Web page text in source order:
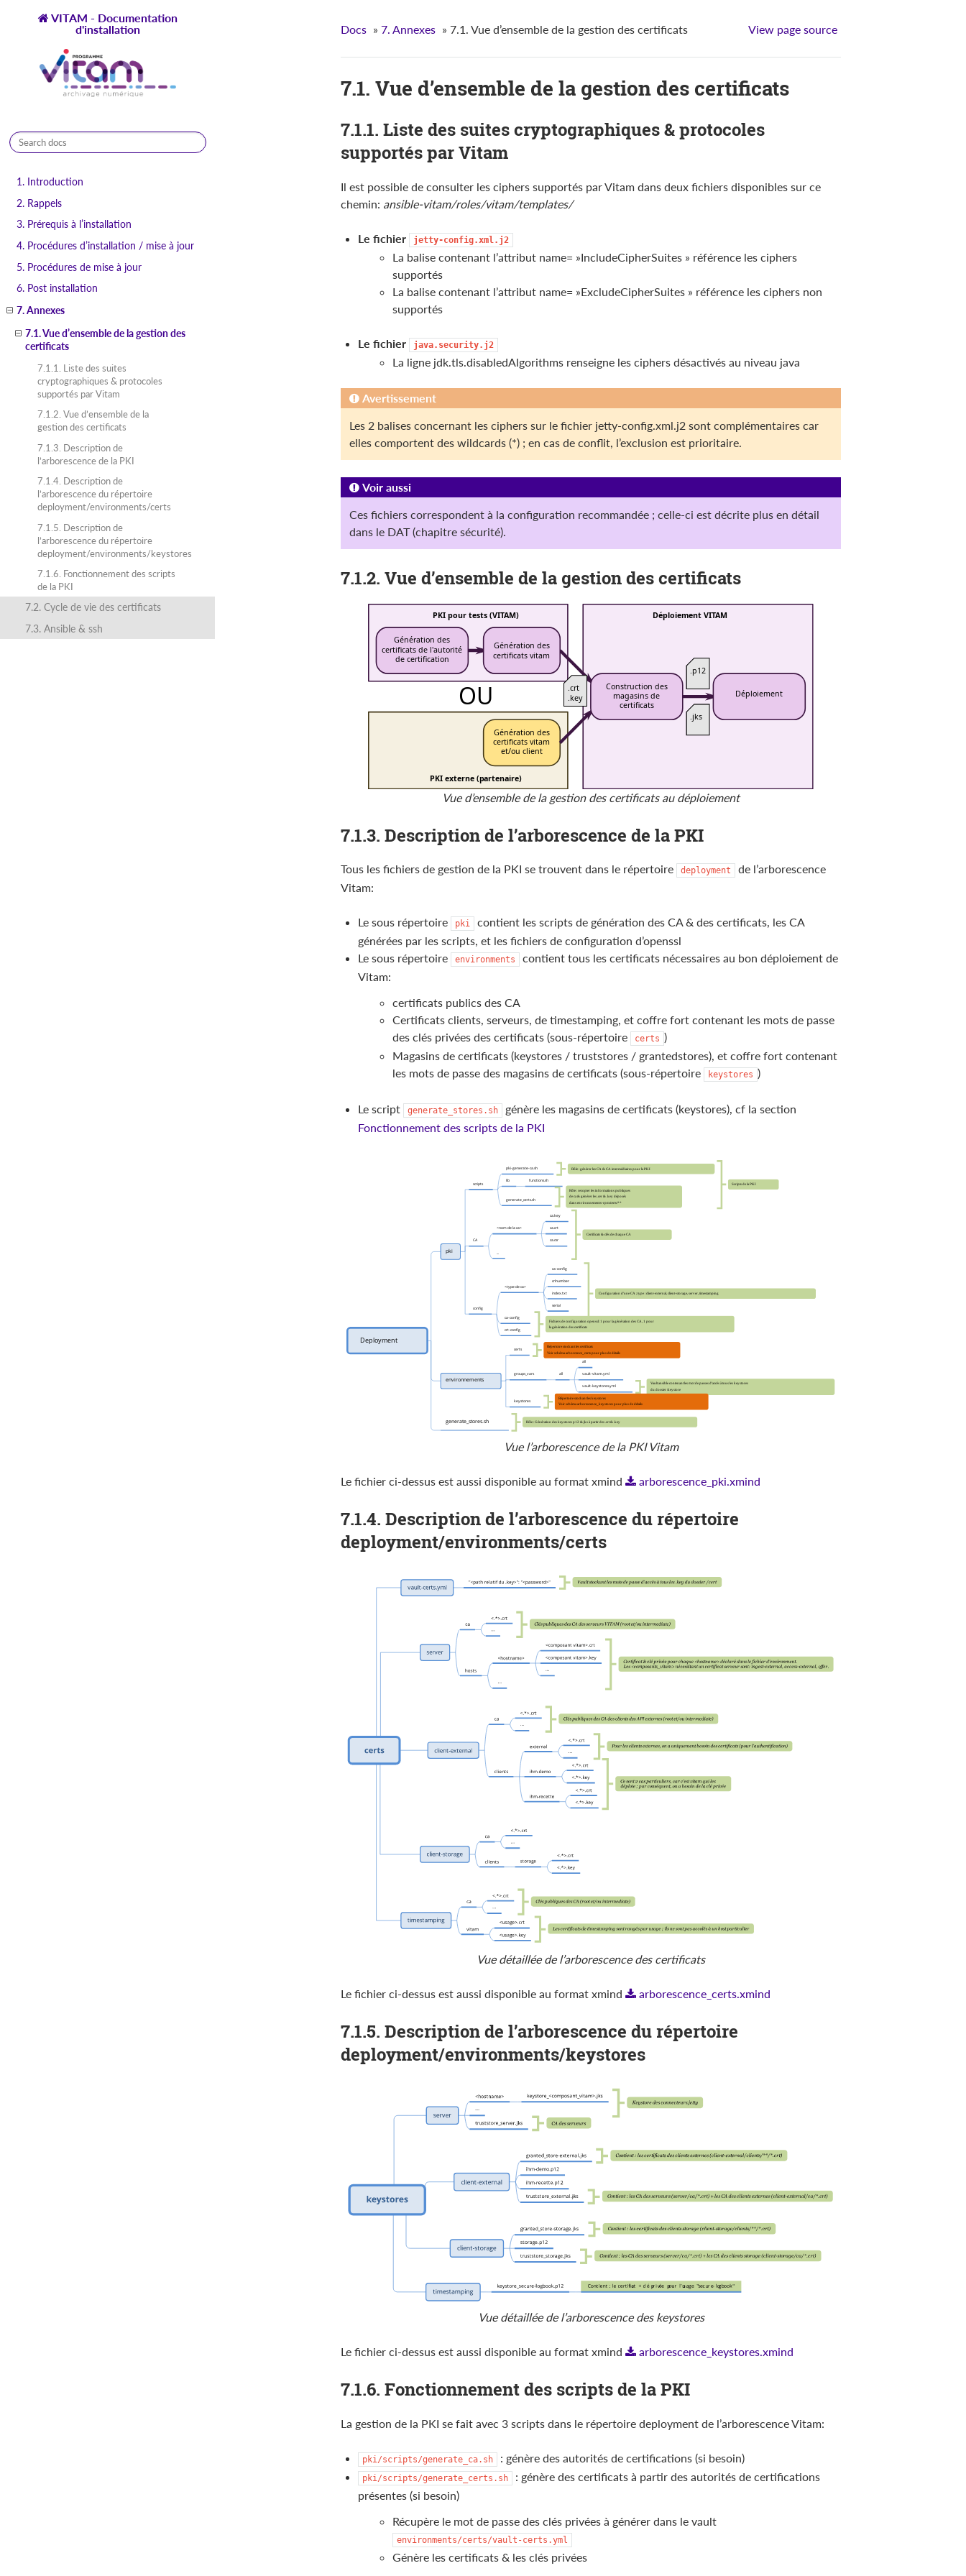
VITAM - Documentation
d'installation
1. Introduction
2. Rappels
3. Prérequis à l’installation
4. Procédures d’installation / mise à jour
5. Procédures de mise à jour
6. Post installation
7. Annexes
7.1. Vue d’ensemble de la gestion des
certificats
7.1.1. Liste des suites
cryptographiques & protocoles
supportés par Vitam
7.1.2. Vue d’ensemble de la
gestion des certificats
7.1.3. Description de
l’arborescence de la PKI
7.1.4. Description de
l’arborescence du répertoire
deployment/environments/certs
7.1.5. Description de
l’arborescence du répertoire
deployment/environments/keystores
7.1.6. Fonctionnement des scripts
de la PKI
7.2. Cycle de vie des certificats
7.3. Ansible & ssh
Docs » 7. Annexes » 7.1. Vue d’ensemble de la gestion des certificats View page source
7.1. Vue d’ensemble de la gestion des certificats
7.1.1. Liste des suites cryptographiques & protocoles
supportés par Vitam
Il est possible de consulter les ciphers supportés par Vitam dans deux fichiers disponibles sur ce
chemin: ansible-vitam/roles/vitam/templates/
Le fichier jetty-config.xml.j2
La balise contenant l’attribut name= »IncludeCipherSuites » référence les ciphers
supportés
La balise contenant l’attribut name= »ExcludeCipherSuites » référence les ciphers non
supportés
Le fichier java.security.j2
La ligne jdk.tls.disabledAlgorithms renseigne les ciphers désactivés au niveau java
Avertissement
Les 2 balises concernant les ciphers sur le fichier jetty-config.xml.j2 sont complémentaires car
elles comportent des wildcards (*) ; en cas de conflit, l’exclusion est prioritaire.
Voir aussi
Ces fichiers correspondent à la configuration recommandée ; celle-ci est décrite plus en détail
dans le DAT (chapitre sécurité).
7.1.2. Vue d’ensemble de la gestion des certificats
Vue d’ensemble de la gestion des certificats au déploiement
7.1.3. Description de l’arborescence de la PKI
Tous les fichiers de gestion de la PKI se trouvent dans le répertoire deployment
de l’arborescence
Vitam:
Le sous répertoire pki
contient les scripts de génération des CA & des certificats, les CA
générées par les scripts, et les fichiers de configuration d’openssl
Le sous répertoire
environments
contient tous les certificats nécessaires au bon déploiement de
Vitam:
certificats publics des CA
Certificats clients, serveurs, de timestamping, et coffre fort contenant les mots de passe
des clés privées des certificats (sous-répertoire
certs )
Magasins de certificats (keystores / truststores / grantedstores), et coffre fort contenant
les mots de passe des magasins de certificats (sous-répertoire
keystores )
Le script generate_stores.sh
génère les magasins de certificats (keystores), cf la section
Fonctionnement des scripts de la PKI
Vue l’arborescence de la PKI Vitam
Le fichier ci-dessus est aussi disponible au format xmind arborescence_pki.xmind
7.1.4. Description de l’arborescence du répertoire
deployment/environments/certs
Vue détaillée de l’arborescence des certificats
Le fichier ci-dessus est aussi disponible au format xmind arborescence_certs.xmind
7.1.5. Description de l’arborescence du répertoire
deployment/environments/keystores
Vue détaillée de l’arborescence des keystores
Le fichier ci-dessus est aussi disponible au format xmind arborescence_keystores.xmind
7.1.6. Fonctionnement des scripts de la PKI
La gestion de la PKI se fait avec 3 scripts dans le répertoire deployment de l’arborescence Vitam:
pki/scripts/generate_ca.sh : génère des autorités de certifications (si besoin)
pki/scripts/generate_certs.sh
: génère des certificats à partir des autorités de certifications
présentes (si besoin)
Récupère le mot de passe des clés privées à générer dans le vault
environments/certs/vault-certs.yml
Génère les certificats & les clés privées